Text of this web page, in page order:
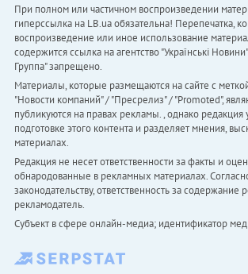
При полном или частичном воспроизведении
гиперссылка на LB.ua обязательна! Перепечатка,
воспроизведение или иное использование
содержится ссылка на агентство "Українськi
Группа" запрещено.
Материалы, которые размещаются на сайте с
"Новости компаний" / "Пресрелиз" / "Promoted",
публикуются на правах рекламы. , однако редакция
подготовке этого контента и разделяет мнения,
материалах.
Редакция не несет ответственности за факты и
обнародованные в рекламных материалах.
законодательству, ответственность за содержание
рекламодатель.
Субъект в сфере онлайн-медиа; идентификатор